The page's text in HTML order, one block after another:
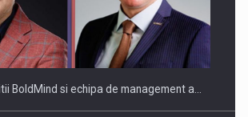
BoldMind si echipa de management a…